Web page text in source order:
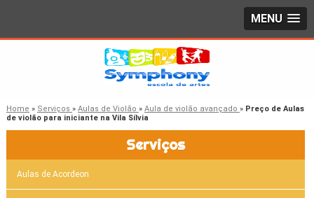
MENU
Home » Serviços » Aulas de Violão » Aula de violão avançado » Preço de Aulas
de violão para iniciante na Vila Sílvia
Serviços
Aulas de Acordeon